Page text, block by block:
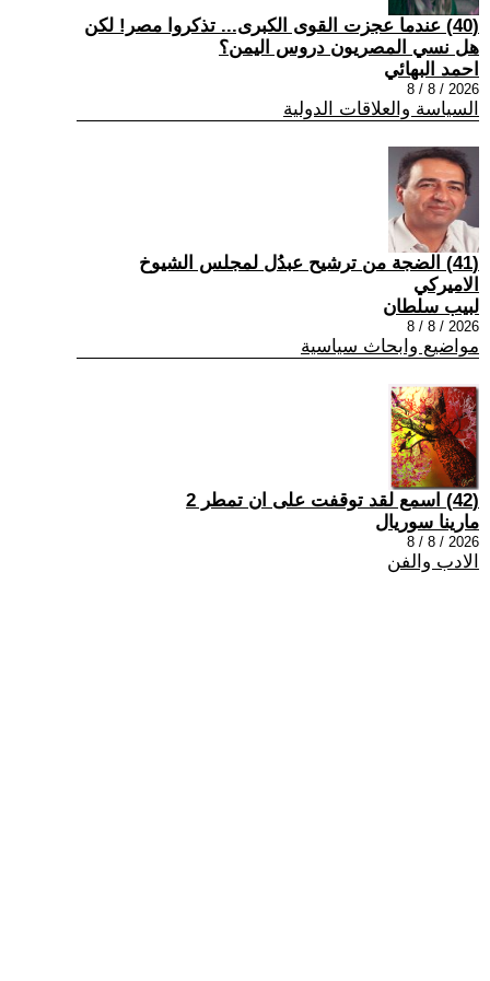
(40) عندما عجزت القوى الكبرى... تذكروا مصر! لكن
هل نسي المصريون دروس اليمن؟
احمد البهائي
2026 / 8 / 8
السياسة والعلاقات الدولية
(41) الضجة من ترشيح عبدُل لمجلس الشيوخ
الاميركي
لبيب سلطان
2026 / 8 / 8
مواضيع وابحاث سياسية
(42) اسمع لقد توقفت على ان تمطر 2
مارينا سوريال
2026 / 8 / 8
الادب والفن